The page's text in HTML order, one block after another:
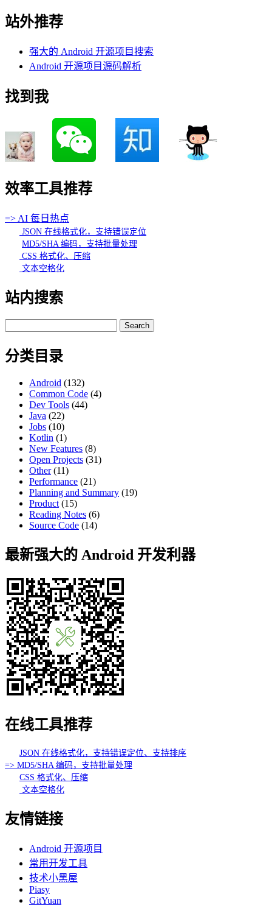
站外推荐
强大的 Android 开源项目搜索
Android 开源项目源码解析
找到我
效率工具推荐
=> AI 每日热点
JSON 在线格式化，支持错误定位
MD5/SHA 编码，支持批量处理
CSS 格式化、压缩
文本空格化
站内搜索
for:
分类目录
Android (132)
Common Code (4)
Dev Tools (44)
Java (22)
Jobs (10)
Kotlin (1)
New Features (8)
Open Projects (31)
Other(11)
Performance (21)
Planning and Summary (19)
Product (15)
Reading Notes (6)
Source Code (14)
最新强大的 Android 开发利器
在线工具推荐
JSON 在线格式化，支持错误定位、支持排序
=> MD5/SHA 编码，支持批量处理
CSS 格式化、压缩
文本空格化
友情链接
Android 开源项目
常用开发工具
技术小黑屋
Piasy
GitYuan